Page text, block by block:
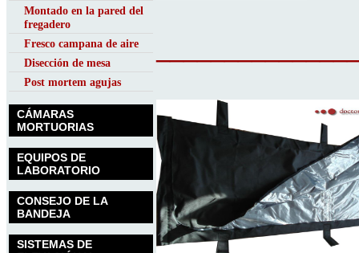
Montado en la pared del
fregadero
Fresco campana de aire
Disección de mesa
Post mortem agujas
CÁMARAS
MORTUORIAS
EQUIPOS DE
LABORATORIO
CONSEJO DE LA
BANDEJA
SISTEMAS DE